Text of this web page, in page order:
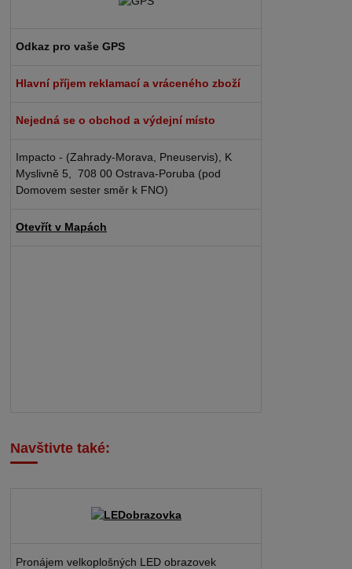
Odkaz pro vaše GPS
Hlavní příjem reklamací a vráceného zboží
Nejedná se o obchod a výdejní místo
Impacto - (Zahrady-Morava, Pneuservis), K
Myslivně 5, 708 00 Ostrava-Poruba (pod
Domovem sester směr k FNO)
Otevřít v Mapách
Navštivte také:
Pronájem velkoplošných LED obrazovek